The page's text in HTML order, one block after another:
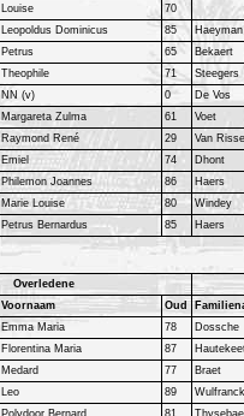
Louise 70
Leopoldus Dominicus 85 Haeyman
Petrus 65 Bekaert
Theophile 71 Steegers
NN (v) 0 De Vos
Margareta Zulma 61 Voet
Raymond René 29 Van
Emiel 74 Dhont
Philemon Joannes 86 Haers
Marie Louise 80 Windey
Petrus Bernardus 85 Haers
Overledene
Voornaam Oud
Emma Maria 78 Dossche
Florentina Maria 87
Medard 77 Braet
Leo 89
Polydoor Bernard 81